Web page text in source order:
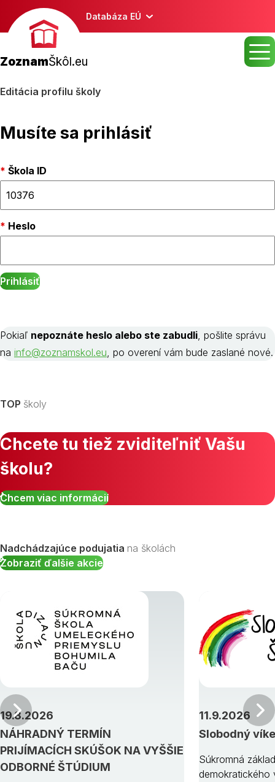
Databáza EÚ
ZoznamŠkôl.eu
Editácia profilu školy
Musíte sa prihlásiť
Škola ID
Heslo
Pokiaľ nepoznáte heslo alebo ste zabudli, pošlite správu
na info@zoznamskol.eu, po overení vám bude zaslané nové.
TOP školy
Chcete tu tiež zviditeľniť Vašu
školu?
Chcem viac informácií
Nadchádzajúce podujatia na školách
Zobraziť ďalšie akcie
NÁHRADNÝ TERMÍN
PRIJÍMACÍCH SKÚŠOK NA VYŠŠIE
ODBORNÉ ŠTÚDIUM
19.8.2026
Slobodný
11.9.2026
Súkromná
demokratického
Predchádzajúci